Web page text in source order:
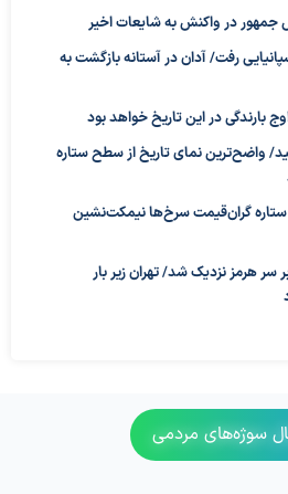
جمهور در واکنش به شایعات اخیر
رفت/ آدان در آستانه بازگشت به
بارندگی در این تاریخ خواهد بود
واضح‌ترین نمای تاریخ از سطح ستاره
گران‌قیمت سرخ‌ها نیمکت‌نشین
سر هرمز نزدیک شد/ تهران زیر بار
سوژه‌های مردمی